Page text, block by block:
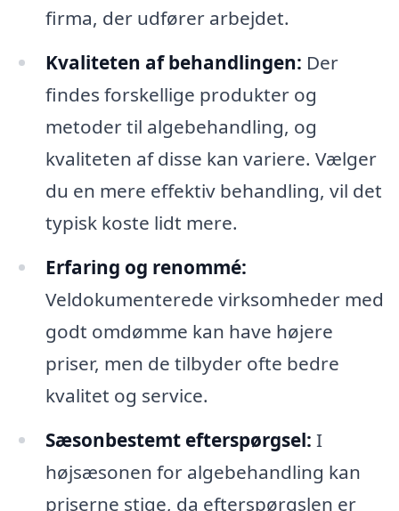
firma, der udfører arbejdet.
Kvaliteten af behandlingen: Der
findes forskellige produkter og
metoder til algebehandling, og
kvaliteten af disse kan variere. Vælger
du en mere effektiv behandling, vil det
typisk koste lidt mere.
Erfaring og renommé:
Veldokumenterede virksomheder med
godt omdømme kan have højere
priser, men de tilbyder ofte bedre
kvalitet og service.
Sæsonbestemt efterspørgsel: I
højsæsonen for algebehandling kan
priserne stige, da efterspørgslen er